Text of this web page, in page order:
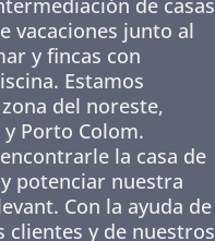
de casas
vacaciones junto al
y fincas con
Estamos
del noreste,
Porto Colom.
la casa de
potenciar nuestra
Con la ayuda de
clientes y de nuestros